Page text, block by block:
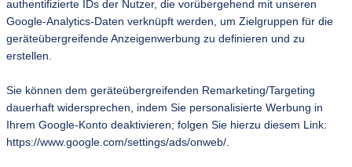
authentifizierte IDs der Nutzer, die vorübergehend mit unseren
Google-Analytics-Daten verknüpft werden, um Zielgruppen für die
geräteübergreifende Anzeigenwerbung zu definieren und zu
erstellen.
Sie können dem geräteübergreifenden Remarketing/Targeting
dauerhaft widersprechen, indem Sie personalisierte Werbung in
Ihrem Google-Konto deaktivieren; folgen Sie hierzu diesem Link:
https://www.google.com/settings/ads/onweb/.